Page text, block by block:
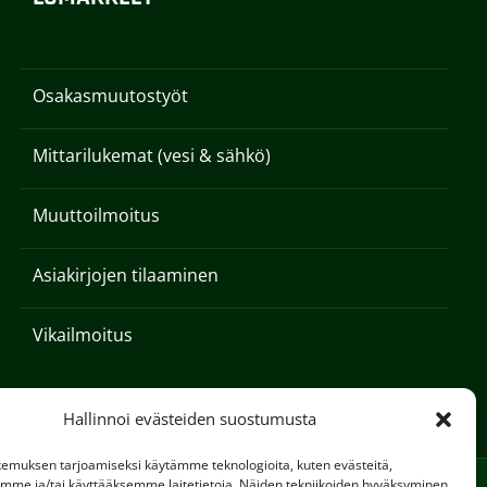
Hallinnoi evästeiden suostumusta
tarjoamiseksi käytämme teknologioita, kuten evästeitä,
Osakasmuutostyöt
Mittarilukemat (vesi & sähkö)
Muuttoilmoitus
Asiakirjojen tilaaminen
Vikailmoitus